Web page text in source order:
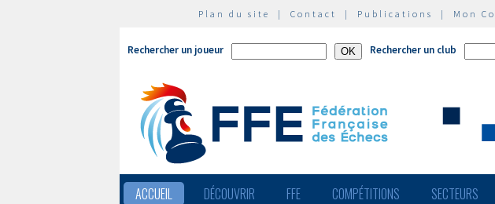
Plan du site | Contact | Publications | Mon
Rechercher un joueur Rechercher un club
ACCUEIL DÉCOUVRIR FFE COMPÉTITIONS SECTEURS